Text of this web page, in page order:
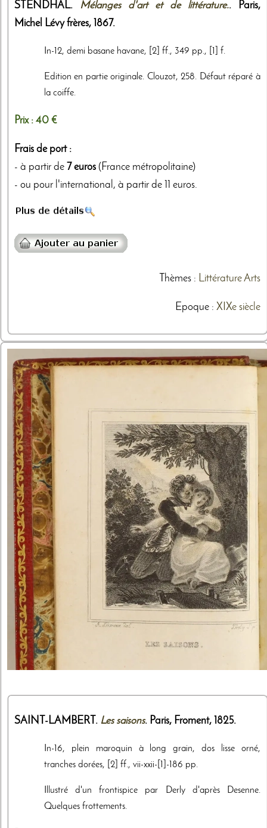
STENDHAL. Mélanges d'art et de littérature.. Paris,
Michel Lévy frères, 1867.
In-12, demi basane havane, [2] ff., 349 pp., [1] f.
Edition en partie originale. Clouzot, 258. Défaut réparé à
la coiffe.
Prix : 40 €
Frais de port :
- à partir de 7 euros (France métropolitaine)
- ou pour l'international, à partir de 11 euros.
Thèmes: LittératureArts
Epoque : XIXe siècle
SAINT-LAMBERT. Les saisons. Paris, Froment, 1825.
In-16, plein maroquin à long grain, dos lisse orné,
tranches dorées, [2] ff., vii-xxii-[1]-186 pp.
Illustré d'un frontispice par Derly d'après Desenne.
Quelques frottements.